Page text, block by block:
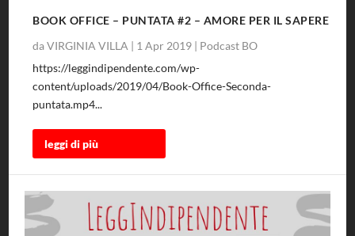
BOOK OFFICE – PUNTATA #2 – AMORE PER IL SAPERE
daVIRGINIA VILLA | 1 Apr 2019 | Podcast BO
https://leggindipendente.com/wp-
content/uploads/2019/04/Book-Office-Seconda-
puntata.mp4...
leggi di più